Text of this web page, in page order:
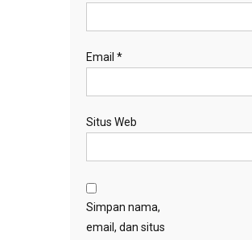
Email *
Situs Web
Simpan nama,
email, dan situs